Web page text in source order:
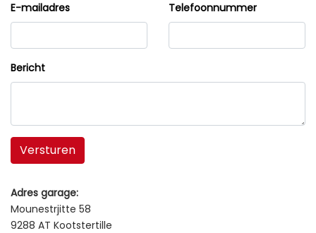
E-mailadres Telefoonnummer
Bericht
Versturen
Adres garage:
Mounestrjitte 58
9288 AT Kootstertille